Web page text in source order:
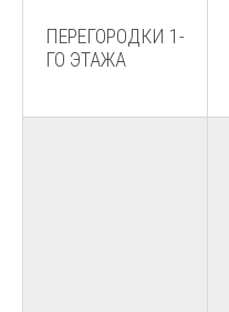
ПЕРЕГОРОДКИ 1-
ГО ЭТАЖА